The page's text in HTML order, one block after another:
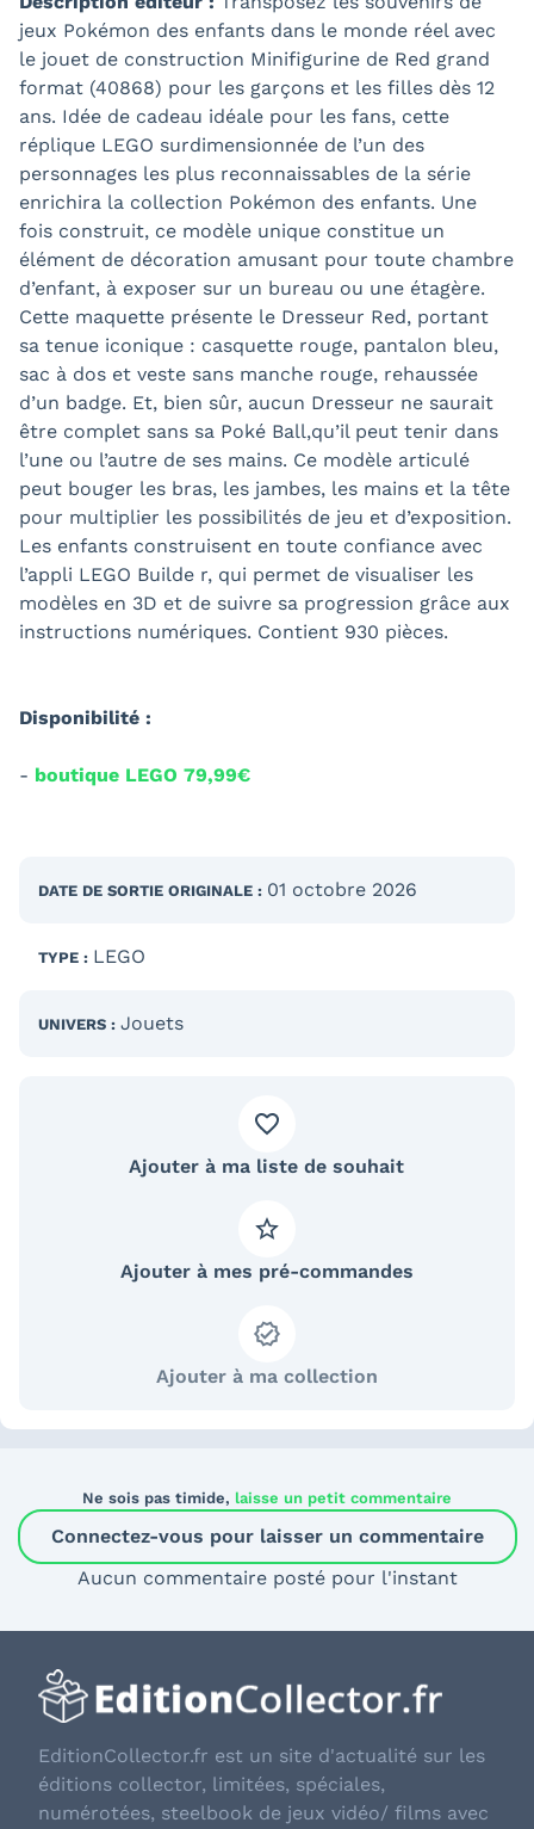
jeux Pokémon des enfants dans le monde réel avec
le jouet de construction Minifigurine de Red grand
format (40868) pour les garçons et les filles dès 12
ans. Idée de cadeau idéale pour les fans, cette
réplique LEGO surdimensionnée de l’un des
personnages les plus reconnaissables de la série
enrichira la collection Pokémon des enfants. Une
fois construit, ce modèle unique constitue un
élément de décoration amusant pour toute chambre
d’enfant, à exposer sur un bureau ou une étagère.
Cette maquette présente le Dresseur Red, portant
sa tenue iconique : casquette rouge, pantalon bleu,
sac à dos et veste sans manche rouge, rehaussée
d’un badge. Et, bien sûr, aucun Dresseur ne saurait
être complet sans sa Poké Ball,qu’il peut tenir dans
l’une ou l’autre de ses mains. Ce modèle articulé
peut bouger les bras, les jambes, les mains et la tête
pour multiplier les possibilités de jeu et d’exposition.
Les enfants construisent en toute confiance avec
l’appli LEGO Builde r, qui permet de visualiser les
modèles en 3D et de suivre sa progression grâce aux
instructions numériques. Contient 930 pièces.
Disponibilité :
- boutique LEGO 79,99€
DATE DE SORTIE ORIGINALE : 01 octobre 2026
TYPE : LEGO
UNIVERS : Jouets
Ajouter à ma liste de souhait
Ajouter à mes pré-commandes
Ajouter à ma collection
Ne sois pas timide, laisse un petit commentaire
Connectez-vous pour laisser un commentaire
Aucun commentaire posté pour l'instant
EditionCollector.fr est un site d'actualité sur les
éditions collector, limitées, spéciales,
numérotées, steelbook de jeux vidéo/ films avec